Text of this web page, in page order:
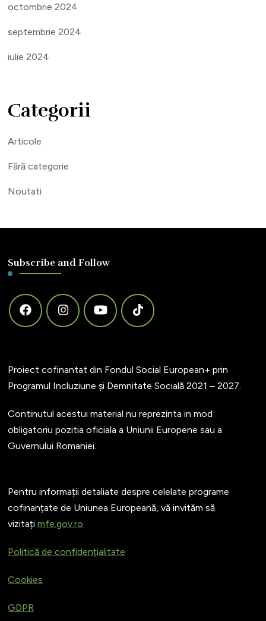
octombrie 2024
septembrie 2024
iulie 2024
Categorii
Articole
Fără categorie
Noutati
Subscribe and Follow
Proiect cofinantat din Fondul Social European+ prin
Programul Incluziune și Demnitate Socială 2021 – 2027.
Continutul acestui material nu reprezinta in mod
obligatoriu pozitia oficiala a Uniunii Europene sau a
Guvernului Romaniei.
Pentru informații detaliate despre celelate programe
cofinanțate de Uniunea Europeană, vă invităm să
vizitațimfe.gov.ro
Politică de confidențialitate
Cookies
GDPR